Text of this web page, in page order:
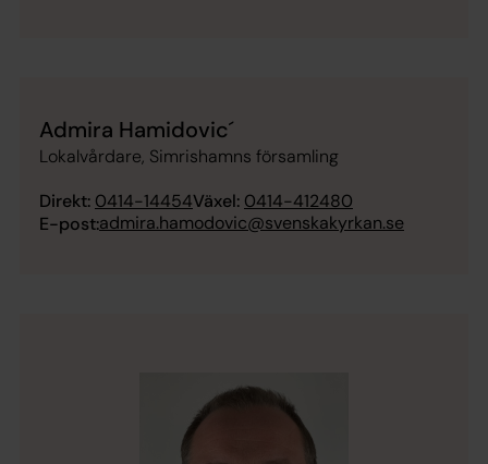
Admira Hamidovic´
Lokalvårdare, Simrishamns församling
Direkt: 0414-14454Växel: 0414-412480
E-post:admira.hamodovic@svenskakyrkan.se